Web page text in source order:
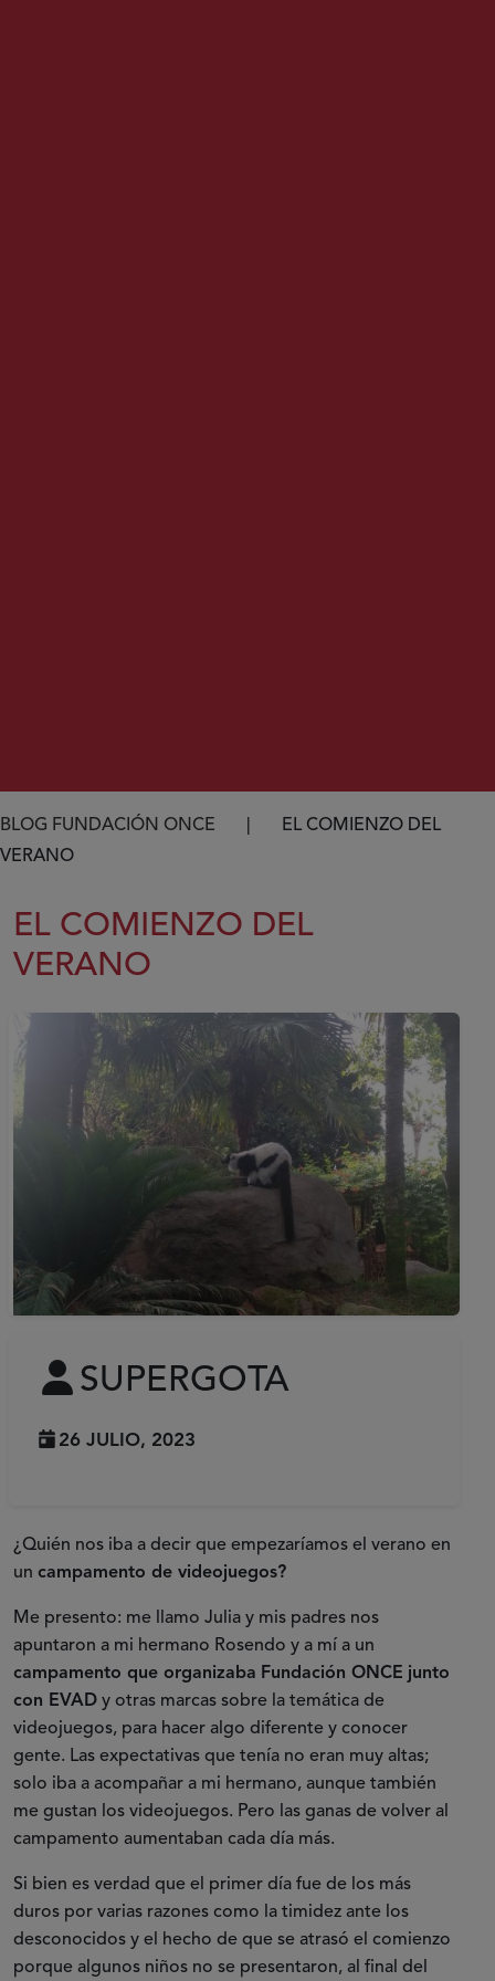
Ruta de navegación
BLOG FUNDACIÓN ONCE
EL COMIENZO DEL
VERANO
EL COMIENZO DEL
VERANO
SUPERGOTA
26 JULIO, 2023
¿Quién nos iba a decir que empezaríamos el verano en
un campamento de videojuegos?
Me presento: me llamo Julia y mis padres nos
apuntaron a mi hermano Rosendo y a mí a un
campamento que organizaba Fundación ONCE junto
con EVAD y otras marcas sobre la temática de
videojuegos, para hacer algo diferente y conocer
gente. Las expectativas que tenía no eran muy altas;
solo iba a acompañar a mi hermano, aunque también
me gustan los videojuegos. Pero las ganas de volver al
campamento aumentaban cada día más.
Si bien es verdad que el primer día fue de los más
duros por varias razones como la timidez ante los
desconocidos y el hecho de que se atrasó el comienzo
porque algunos niños no se presentaron, al final del